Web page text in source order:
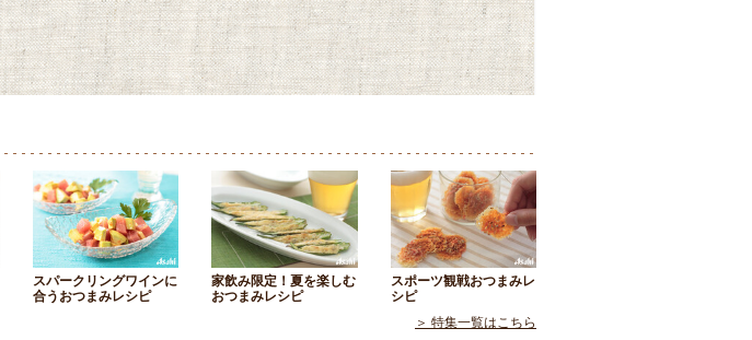
スパークリングワインに
合うおつまみレシピ
家飲み限定！夏を楽しむ
おつまみレシピ
スポーツ観戦おつまみレ
シピ
＞ 特集一覧はこちら